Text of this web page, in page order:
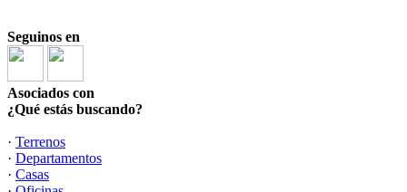
Seguinos en
Asociados con
¿Qué estás buscando?
· Terrenos
· Departamentos
· Casas